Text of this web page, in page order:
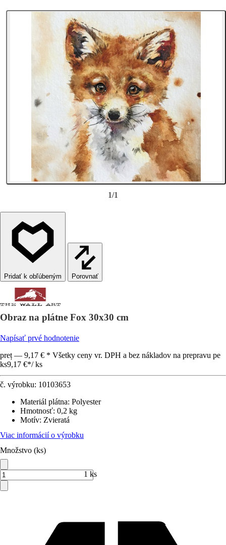
1/1
Porovnať
Obraz na plátne Fox 30x30 cm
Napísať prvé hodnotenie
preț — 9,17 € * Všetky ceny vr. DPH a bez nákladov na prepravu pe
ks9,17 €*/ ks
č. výrobku: 10103653
Materiál plátna: Polyester
Hmotnosť: 0,2 kg
Motív: Zvieratá
Viac informácií o výrobku
Množstvo (ks)
1 ks